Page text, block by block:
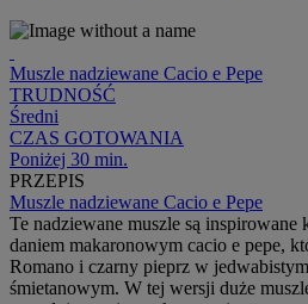
Muszle nadziewane Cacio e Pepe
TRUDNOŚĆ
Średni
CZAS GOTOWANIA
Poniżej 30 min.
PRZEPIS
Muszle nadziewane Cacio e Pepe
Te nadziewane muszle są
daniem makaronowym cacio e pepe,
Romano i czarny pieprz w
śmietanowym. W tej wersji duże